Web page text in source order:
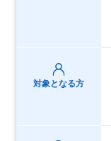
対象となる方